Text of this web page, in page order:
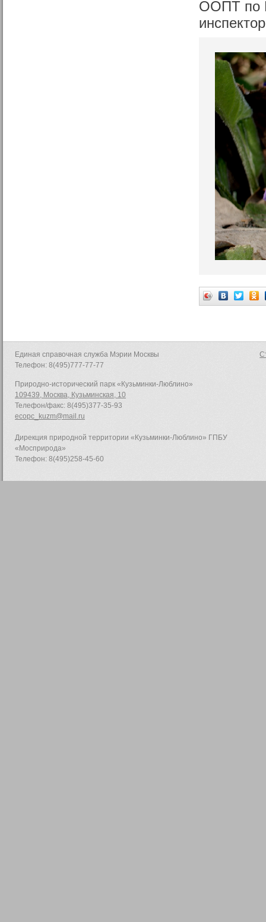
ООПТ по
Единая справочная служба Мэрии Москвы
Телефон: 8(495)777-77-77
Природно-исторический парк «Кузьминки-Люблино»
109439, Москва, Кузьминская, 10
Телефон/факс: 8(495)377-35-93
ecopc_kuzm@mail.ru
Дирекция природной территории «Кузьминки-Люблино» ГПБУ
«Мосприрода»
Телефон: 8(495)258-45-60